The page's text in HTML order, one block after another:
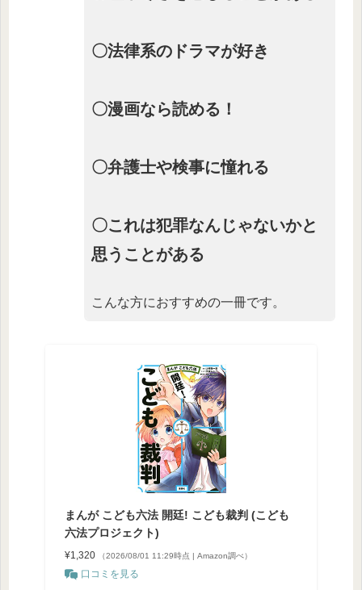
〇法律系のドラマが好き
〇漫画なら読める！
〇弁護士や検事に憧れる
〇これは犯罪なんじゃないかと
思うことがある
こんな方におすすめの一冊です。
まんが こども六法 開廷! こども裁判 (こども
六法プロジェクト)
¥1,320 （2026/08/01 11:29時点 | Amazon調べ）
口コミを見る